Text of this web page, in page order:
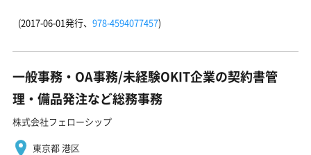
(2017-06-01発行、 978-4594077457)
一般事務・OA事務/未経験OKIT企業の契約書管
理・備品発注など総務事務
株式会社フェローシップ
東京都 港区